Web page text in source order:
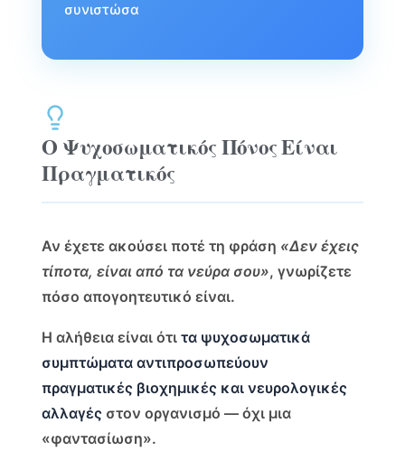
συνιστώσα
Ο Ψυχοσωματικός Πόνος Είναι
Πραγματικός
Αν έχετε ακούσει ποτέ τη φράση «Δεν έχεις
τίποτα, είναι από τα νεύρα σου», γνωρίζετε
πόσο απογοητευτικό είναι.
Η αλήθεια είναι ότιτα ψυχοσωματικά
συμπτώματα αντιπροσωπεύουν
πραγματικές βιοχημικές και νευρολογικές
αλλαγές στον οργανισμό — όχι μια
«φαντασίωση».